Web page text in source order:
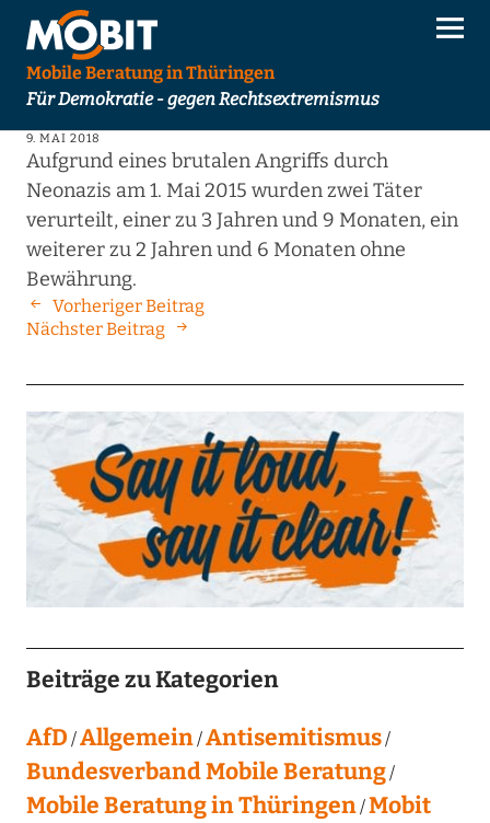
Mobile Beratung in Thüringen
Für Demokratie - gegen Rechtsextremismus
9. MAI 2018
Aufgrund eines brutalen Angriffs durch
Neonazis am 1. Mai 2015 wurden zwei Täter
verurteilt, einer zu 3 Jahren und 9 Monaten, ein
weiterer zu 2 Jahren und 6 Monaten ohne
Bewährung.
Vorheriger Beitrag
Nächster Beitrag
Beiträge zu Kategorien
AfD Allgemein Antisemitismus
Bundesverband Mobile Beratung
Mobile Beratung in Thüringen Mobit